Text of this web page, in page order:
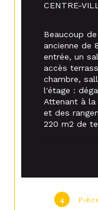
4
CENTRE-
Beaucoup
ancienne de
entrée, un
accès
chambre,
l'étage :
Attenant à
et des
220 m2 de